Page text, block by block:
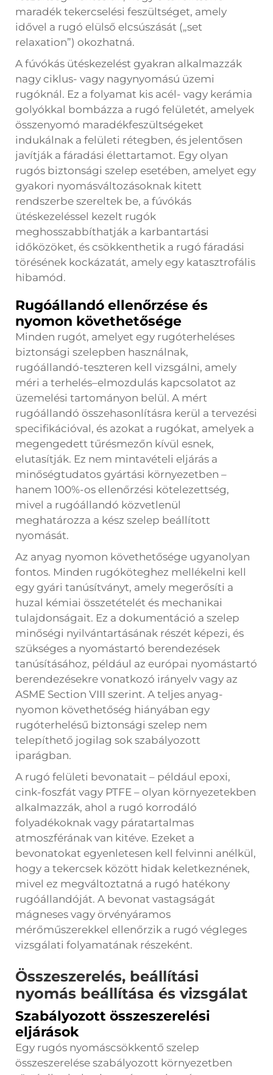
maradék tekercselési feszültséget, amely
idővel a rugó elülső elcsúszását („set
relaxation”) okozhatná.
A fúvókás ütéskezelést gyakran alkalmazzák
nagy ciklus- vagy nagynyomású üzemi
rugóknál. Ez a folyamat kis acél- vagy kerámia
golyókkal bombázza a rugó felületét, amelyek
összenyomó maradékfeszültségeket
indukálnak a felületi rétegben, és jelentősen
javítják a fáradási élettartamot. Egy olyan
rugós biztonsági szelep esetében, amelyet egy
gyakori nyomásváltozásoknak kitett
rendszerbe szereltek be, a fúvókás
ütéskezeléssel kezelt rugók
meghosszabbíthatják a karbantartási
időközöket, és csökkenthetik a rugó fáradási
törésének kockázatát, amely egy katasztrofális
hibamód.
Rugóállandó ellenőrzése és
nyomon követhetősége
Minden rugót, amelyet egy rugóterheléses
biztonsági szelepben használnak,
rugóállandó-teszteren kell vizsgálni, amely
méri a terhelés–elmozdulás kapcsolatot az
üzemelési tartományon belül. A mért
rugóállandó összehasonlításra kerül a tervezési
specifikációval, és azokat a rugókat, amelyek a
megengedett tűrésmezőn kívül esnek,
elutasítják. Ez nem mintavételi eljárás a
minőségtudatos gyártási környezetben –
hanem 100%-os ellenőrzési kötelezettség,
mivel a rugóállandó közvetlenül
meghatározza a kész szelep beállított
nyomását.
Az anyag nyomon követhetősége ugyanolyan
fontos. Minden rugóköteghez mellékelni kell
egy gyári tanúsítványt, amely megerősíti a
huzal kémiai összetételét és mechanikai
tulajdonságait. Ez a dokumentáció a szelep
minőségi nyilvántartásának részét képezi, és
szükséges a nyomástartó berendezések
tanúsításához, például az európai nyomástartó
berendezésekre vonatkozó irányelv vagy az
ASME Section VIII szerint. A teljes anyag-
nyomon követhetőség hiányában egy
rugóterhelésű biztonsági szelep nem
telepíthető jogilag sok szabályozott
iparágban.
A rugó felületi bevonatait – például epoxi,
cink-foszfát vagy PTFE – olyan környezetekben
alkalmazzák, ahol a rugó korrodáló
folyadékoknak vagy páratartalmas
atmoszférának van kitéve. Ezeket a
bevonatokat egyenletesen kell felvinni anélkül,
hogy a tekercsek között hidak keletkeznének,
mivel ez megváltoztatná a rugó hatékony
rugóállandóját. A bevonat vastagságát
mágneses vagy örvényáramos
mérőműszerekkel ellenőrzik a rugó végleges
vizsgálati folyamatának részeként.
Összeszerelés, beállítási
nyomás beállítása és vizsgálat
Szabályozott összeszerelési
eljárások
Egy rugós nyomáscsökkentő szelep
összeszerelése szabályozott környezetben